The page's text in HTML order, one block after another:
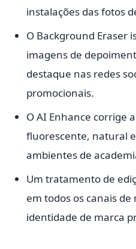
instalações das fotos
O Background Eraser
imagens de
destaque nas redes
promocionais.
O AI Enhance corrige
fluorescente, natural
ambientes de
Um tratamento de
em todos os canais
identidade de marca